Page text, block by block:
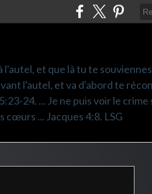
et que là tu te
l'autel, et va d'abord te
24. ... Je ne puis voir le crime
cœurs ... Jacques 4:8. LSG